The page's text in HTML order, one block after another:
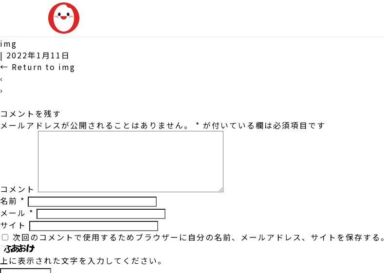
img
| 2022年1月11日
← Return to img
‹
›
コメントを残す
メールアドレスが公開されることはありません。
* が付いている欄は必須項目です
コメント
名前 *
メール *
サイト
次回のコメントで使用するためブラウザーに自分の名前、メールアドレス、サイトを保存する。
上に表示された文字を入力してください。